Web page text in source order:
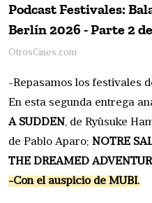
Podcast Festivales:
Berlín 2026 - Parte 2
OtrosCines.com
-Repasamos los festivales
En esta segunda entrega
A SUDDEN, de Ryûsuke
de Pablo Aparo; NOTRE
THE DREAMED
-Con el auspicio de MUBI.